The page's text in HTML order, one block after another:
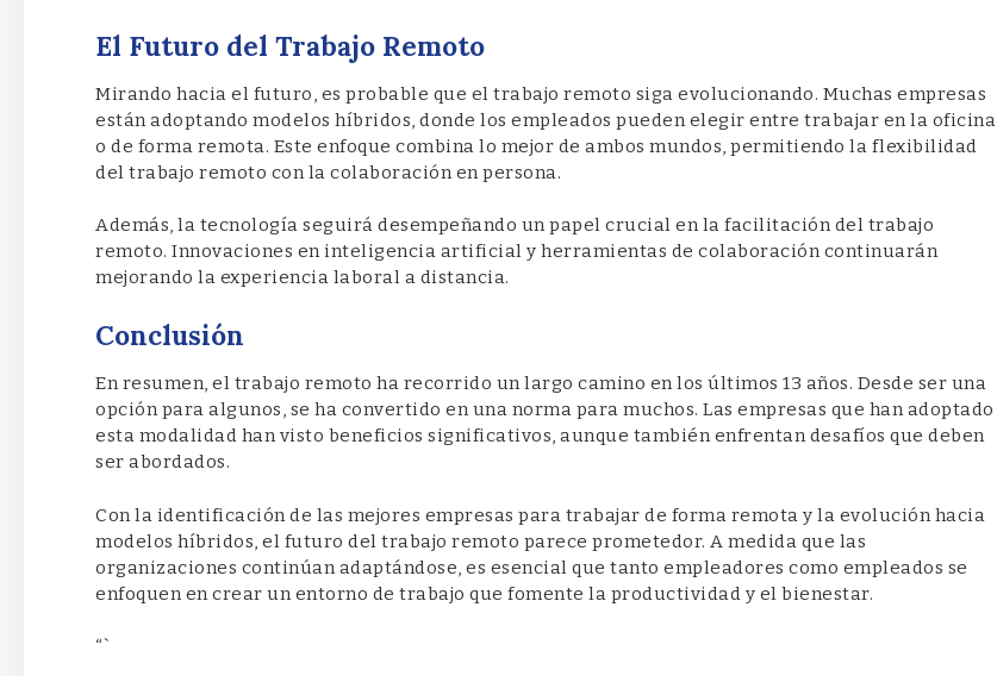
El Futuro del Trabajo Remoto
Mirando hacia el futuro, es probable que el trabajo remoto siga evolucionando. Muchas empresas
están adoptando modelos híbridos, donde los empleados pueden elegir entre trabajar en la oficina
o de forma remota. Este enfoque combina lo mejor de ambos mundos, permitiendo la flexibilidad
del trabajo remoto con la colaboración en persona.
Además, la tecnología seguirá desempeñando un papel crucial en la facilitación del trabajo
remoto. Innovaciones en inteligencia artificial y herramientas de colaboración continuarán
mejorando la experiencia laboral a distancia.
Conclusión
En resumen, el trabajo remoto ha recorrido un largo camino en los últimos 13 años. Desde ser una
opción para algunos, se ha convertido en una norma para muchos. Las empresas que han adoptado
esta modalidad han visto beneficios significativos, aunque también enfrentan desafíos que deben
ser abordados.
Con la identificación de las mejores empresas para trabajar de forma remota y la evolución hacia
modelos híbridos, el futuro del trabajo remoto parece prometedor. A medida que las
organizaciones continúan adaptándose, es esencial que tanto empleadores como empleados se
enfoquen en crear un entorno de trabajo que fomente la productividad y el bienestar.
“`